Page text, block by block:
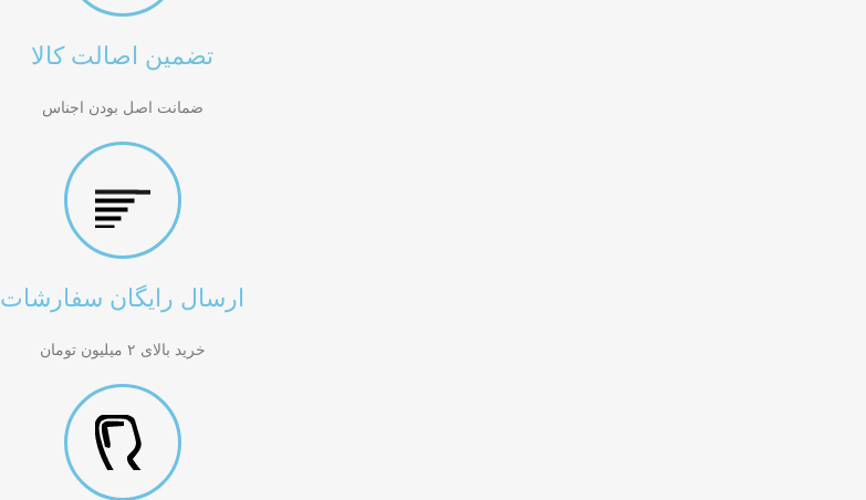
تضمین اصالت کالا
ضمانت اصل بودن اجناس
ارسال رایگان سفارشات
خرید بالای ۲ میلیون تومان